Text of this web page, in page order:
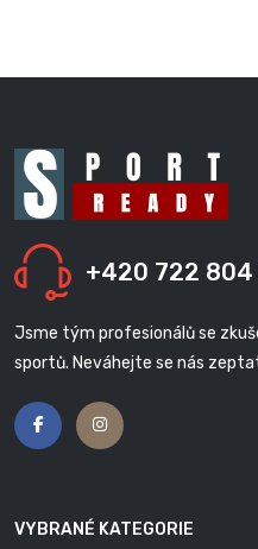
+420 722 804
Jsme tým profesionálů se
sportů. Neváhejte se nás
VYBRANÉ KATEGORIE